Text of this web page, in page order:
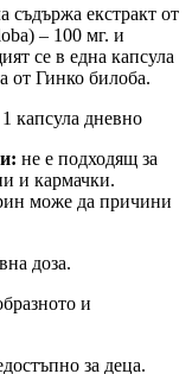
съдържа екстракт от
– 100 мг. и
се в една капсула
от Гинко билоба.
капсула дневно
не е подходящ за
и кармачки.
може да причини
доза.
и
за деца.